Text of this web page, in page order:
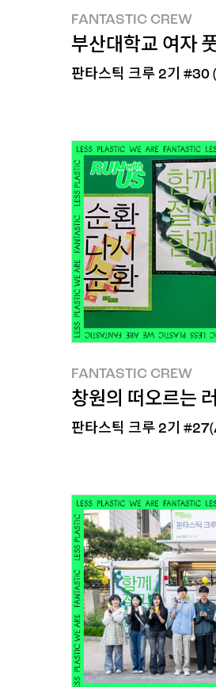
FANTASTIC CREW
FANTASTIC CREW
부산대학교 여자
판타스틱 크루 2기
FANTASTIC CREW
FANTASTIC CREW
창원의 떠오르는
판타스틱 크루 2기